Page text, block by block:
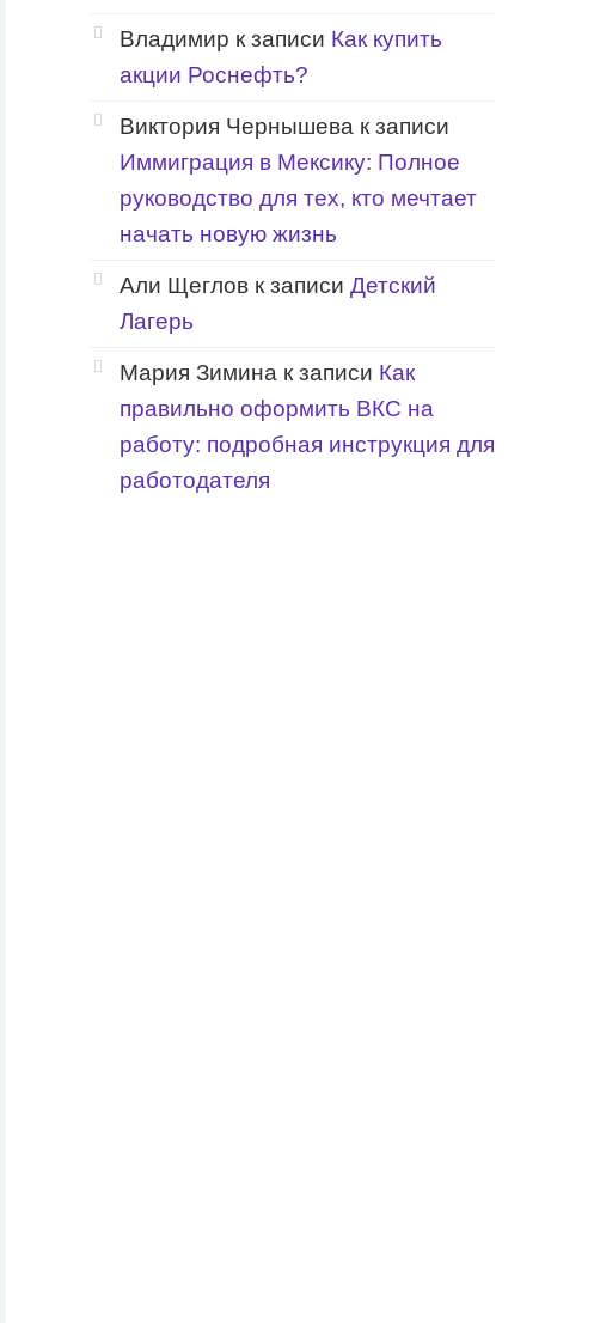
Владимир к записи Как купить
акции Роснефть?
Виктория Чернышева к записи
Иммиграция в Мексику: Полное
руководство для тех, кто мечтает
начать новую жизнь
Али Щеглов к записи Детский
Лагерь
Мария Зимина к записи Как
правильно оформить ВКС на
работу: подробная инструкция для
работодателя